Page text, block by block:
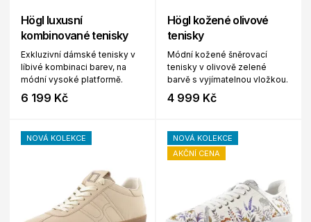
Högl luxusní
kombinované tenisky
Exkluzivní dámské tenisky v
líbivé kombinaci barev, na
módní vysoké platformě.
6 199 Kč
Högl kožené olivové
tenisky
Módní kožené šněrovací
tenisky v olivově zelené
barvě s vyjímatelnou vložkou.
4 999 Kč
NOVÁ KOLEKCE
NOVÁ KOLEKCE
AKČNÍ CENA